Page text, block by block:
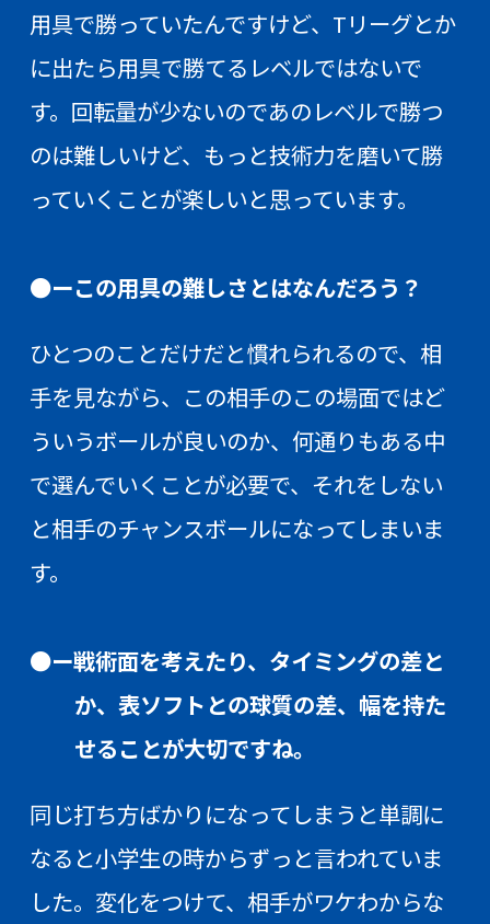
用具で勝っていたんですけど、Tリーグとか
に出たら用具で勝てるレベルではないで
す。回転量が少ないのであのレベルで勝つ
のは難しいけど、もっと技術力を磨いて勝
っていくことが楽しいと思っています。
●ーこの用具の難しさとはなんだろう？
ひとつのことだけだと慣れられるので、相
手を見ながら、この相手のこの場面ではど
ういうボールが良いのか、何通りもある中
で選んでいくことが必要で、それをしない
と相手のチャンスボールになってしまいま
す。
●ー戦術面を考えたり、タイミングの差と
か、表ソフトとの球質の差、幅を持た
せることが大切ですね。
同じ打ち方ばかりになってしまうと単調に
なると小学生の時からずっと言われていま
した。変化をつけて、相手がワケわからな